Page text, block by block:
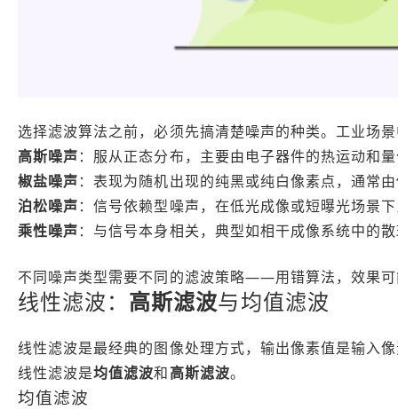
选择滤波算法之前，必须先搞清楚噪声的种类。工业场
高斯噪声：服从正态分布，主要由电子器件的热运动和
椒盐噪声：表现为随机出现的纯黑或纯白像素点，通常
泊松噪声：信号依赖型噪声，在低光成像或短曝光场景
乘性噪声：与信号本身相关，典型如相干成像系统中的
不同噪声类型需要不同的滤波策略——用错算法，效果
线性滤波： 高斯滤波与均值滤波
线性滤波是最经典的图像处理方式，输出像素值是输入
线性滤波是均值滤波和高斯滤波。
均值滤波